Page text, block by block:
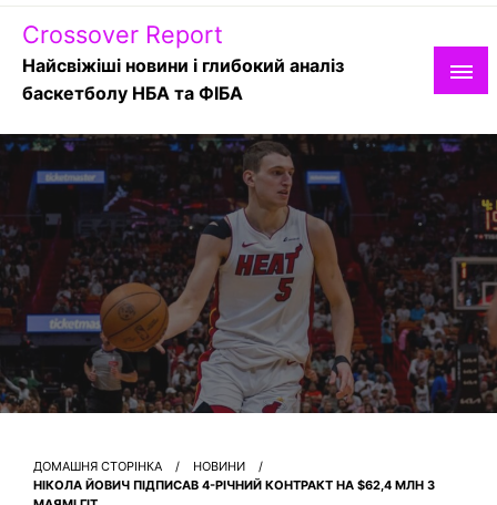
Skip
content
Crossover Report
Найсвіжіші новини і глибокий аналіз
баскетболу НБА та ФІБА
ДОМАШНЯ СТОРІНКА
НОВИНИ
НІКОЛА ЙОВИЧ ПІДПИСАВ 4-РІЧНИЙ КОНТРАКТ НА $62,4 МЛН З